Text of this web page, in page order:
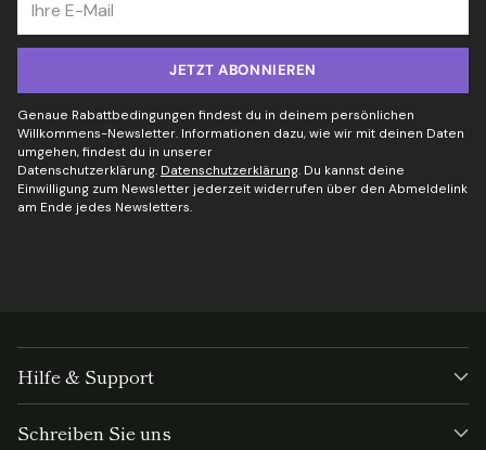
E-
Mail
JETZT ABONNIEREN
Genaue Rabattbedingungen findest du in deinem persönlichen
Willkommens-Newsletter. Informationen dazu, wie wir mit deinen Daten
umgehen, findest du in unserer
Datenschutzerklärung. Datenschutzerklärung. Du kannst deine
Einwilligung zum Newsletter jederzeit widerrufen über den Abmeldelink
am Ende jedes Newsletters.
Hilfe & Support
Schreiben Sie uns